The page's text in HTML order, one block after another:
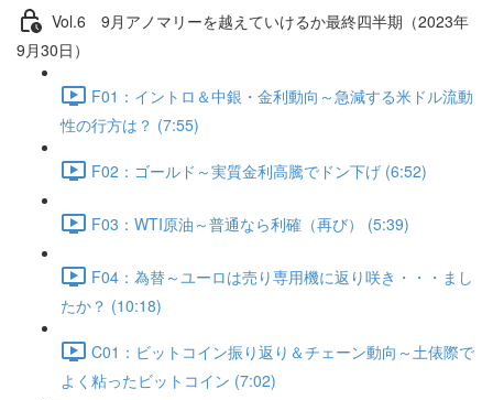
Vol.6 9⽉アノマリーを越えていけるか最終四半期（2023年
9月30日）
F01：イントロ＆中銀・金利動向～急減する米ドル流動
性の行方は？ (7:55)
F02：ゴールド～実質金利高騰でドン下げ (6:52)
F03：WTI原油～普通なら利確（再び） (5:39)
F04：為替～ユーロは売り専用機に返り咲き・・・まし
たか？ (10:18)
C01：ビットコイン振り返り＆チェーン動向～土俵際で
よく粘ったビットコイン (7:02)